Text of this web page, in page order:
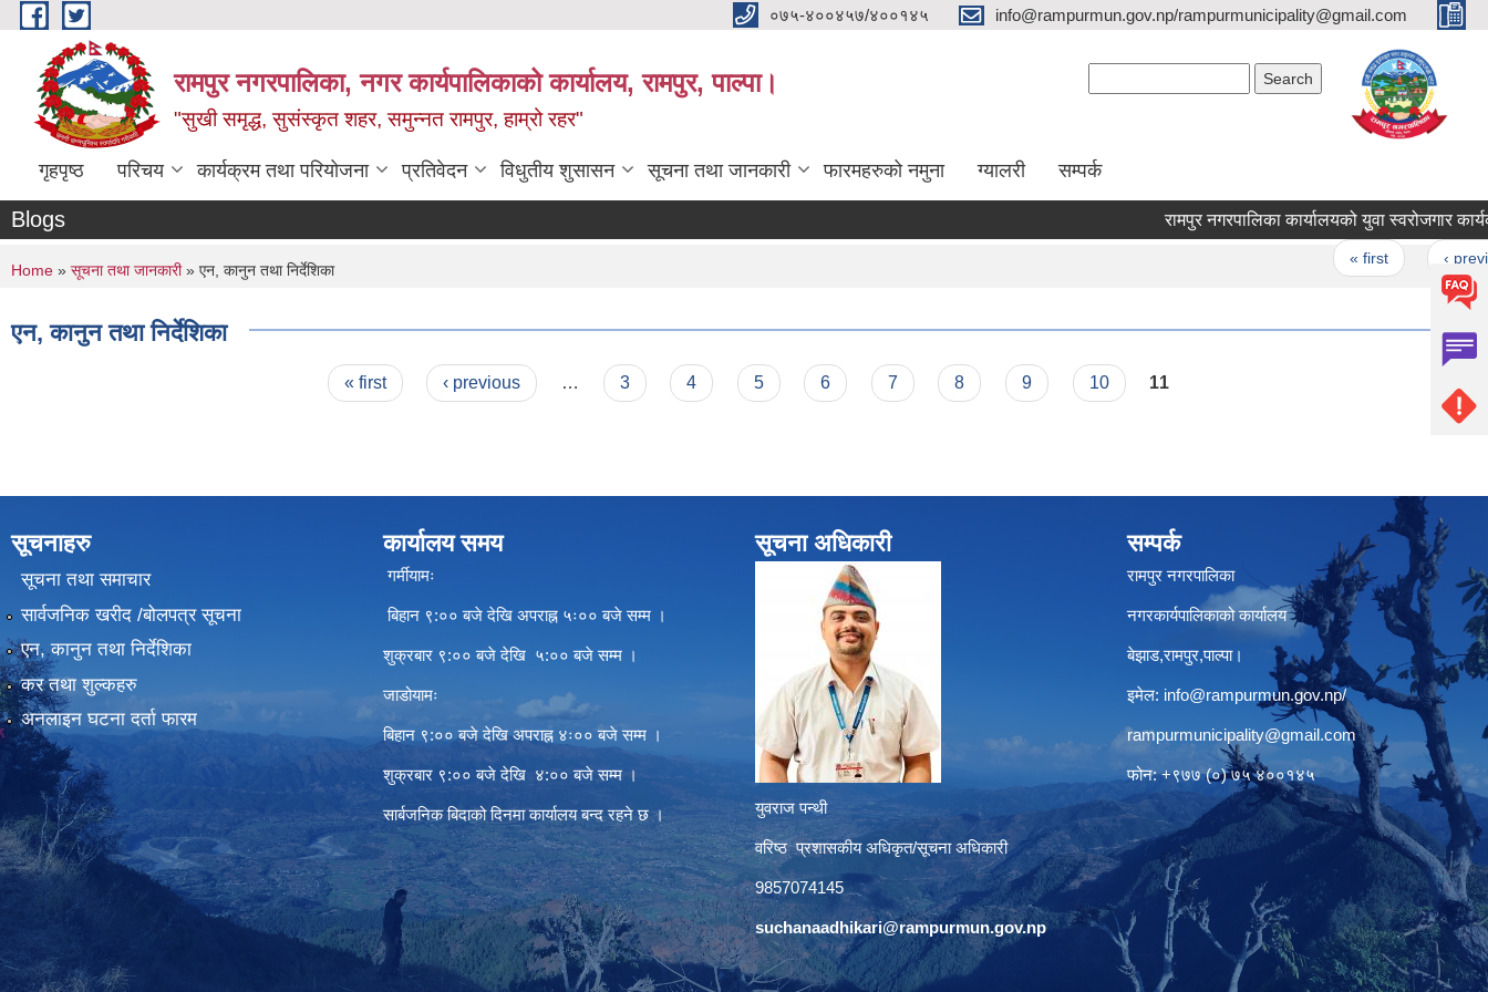
Skip to main content ०७५-४००४५७/४००१४५ info@rampurmun.gov.np/rampurmunicipality@gmail.com
रामपुर नगरपालिका, नगर कार्यपालिकाको कार्यालय, रामपुर, पाल्पा।
"सुखी समृद्ध, सुसंस्कृत शहर, समुन्नत रामपुर, हाम्रो रहर"
गृहपृष्ठ परिचय कार्यक्रम तथा परियोजना प्रतिवेदन विधुतीय शुसासन सूचना तथा जानकारी फारमहरुको नमुना ग्यालरी सम्पर्क
Blogs रामपुर नगरपालिका कार्यालयको युवा स्वरोजगार
« first ‹ previous
You are here
Home » सूचना तथा जानकारी» एन, कानुन तथा निर्देशिका
एन, कानुन तथा निर्देशिका
« first ‹ previous … 3 4 5 6 7 8 9 10 11
सूचनाहरु
सूचना तथा समाचार
सार्वजनिक खरीद /बोलपत्र सूचना
एन, कानुन तथा निर्देशिका
कर तथा शुल्कहरु
अनलाइन घटना दर्ता फारम
कार्यालय समय
गर्मीयामः
बिहान ९:०० बजे देखि अपराह्न ५ः०० बजे सम्म ।
शुक्रबार ९:०० बजे देखि ५:०० बजे सम्म ।
जाडोयामः
बिहान ९:०० बजे देखि अपराह्न ४ः०० बजे सम्म ।
शुक्रबार ९:०० बजे देखि ४:०० बजे सम्म ।
सार्बजनिक बिदाको दिनमा कार्यालय बन्द रहने छ ।
सूचना अधिकारी
युवराज पन्थी
वरिष्ठ प्रशासकीय अधिकृत/सूचना अधिकारी
9857074145
suchanaadhikari@rampurmun.gov.np
सम्पर्क
रामपुर नगरपालिका
नगरकार्यपालिकाको कार्यालय
बेझाड,रामपुर,पाल्पा।
इमेल: info@rampurmun.gov.np/
rampurmunicipality@gmail.com
फोन: +९७७ (०) ७५ ४००१४५